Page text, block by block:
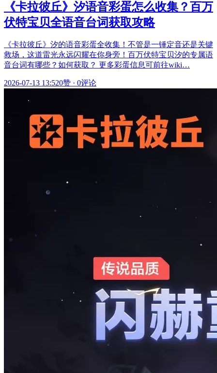
《卡拉彼丘》汐语音彩蛋怎么收集？百万
伏特宝贝全语音台词获取攻略
《卡拉彼丘》汐的语音彩蛋全收集！不管是一锤定音还是关键
救场，这道雷光永远闪耀在你身旁！百万伏特宝贝汐的专属语
音台词有哪些？如何获取？ 更多彩蛋信息可前往wiki…
2026-07-13 13:520赞 · 0评论